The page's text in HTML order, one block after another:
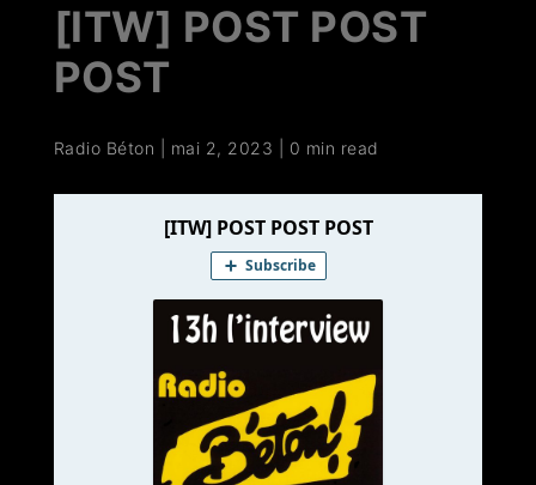
[ITW] POST POST
POST
Radio Béton mai 2, 2023 0 min read